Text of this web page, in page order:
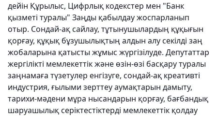
дейін Құрылыс, Цифрлық кодекстер мен "Банк
қызметі туралы" Заңды қабылдау жоспарланып
отыр. Сондай-ақ сайлау, тұтынушылардың құқығын
қорғау, құқық бұзушылықтың алдын алу секілді заң
жобаларына қатысты жұмыс жүргізілуде. Депутаттар
жергілікті мемлекеттік және өзін-өзі басқару туралы
заңнамаға түзетулер енгізуге, сондай-ақ креативті
индустрия, ғылыми зерттеу аумақтарын дамыту,
тарихи-мәдени мұра нысандарын қорғау, бағбандық
шаруашылық серіктестіктерді мемлекеттік қолдау